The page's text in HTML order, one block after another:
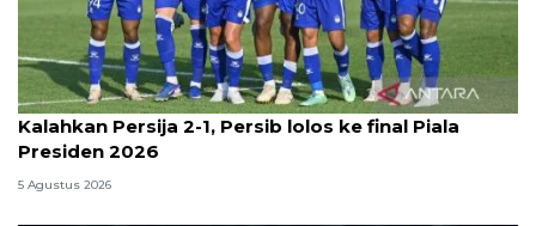
Kalahkan Persija 2-1, Persib lolos ke final Piala
Presiden 2026
5 Agustus 2026